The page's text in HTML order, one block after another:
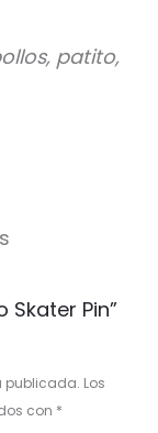
patito,
Skater Pin”
publicada. Los
con *